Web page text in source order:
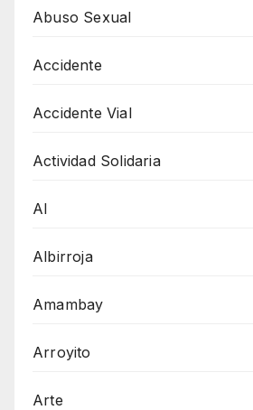
Abuso Sexual
Accidente
Accidente Vial
Actividad Solidaria
AI
Albirroja
Amambay
Arroyito
Arte